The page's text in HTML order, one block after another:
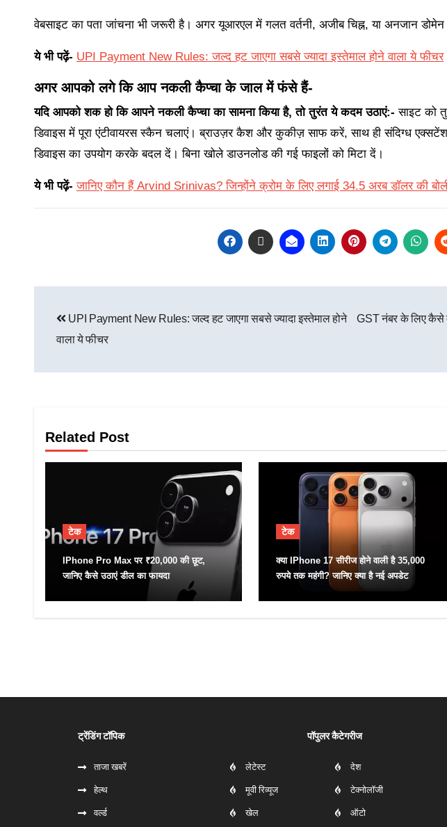
वेबसाइट का पता जांचना भी जरूरी है। अगर यूआरएल में गलत वर्तनी, अजीब चिह्न, या अनजान
ये भी पढ़ें- UPI Payment New Rules: जल्द हट जाएगा सबसे ज्यादा इस्तेमाल होने वाला ये फीचर
अगर आपको लगे कि आप नकली कैप्चा के जाल में फंसे हैं-
यदि आपको शक हो कि आपने नकली कैप्चा का सामना किया है, तो तुरंत ये कदम उठाएं:- साइट को
डिवाइस में पूरा एंटीवायरस स्कैन चलाएं। ब्राउज़र कैश और कुकीज़ साफ करें, साथ ही संदिग्ध
डिवाइस का उपयोग करके बदल दें। बिना खोले डाउनलोड की गई फाइलों को मिटा दें।
ये भी पढ़ें- जानिए कौन हैं Arvind Srinivas? जिन्होंने क्रोम के लिए लगाई 34.5 अरब डॉलर की
UPI Payment New Rules: जल्द हट जाएगा सबसे ज्यादा इस्तेमाल होने
वाला ये फीचर
GST नंबर के लिए कैसे
Related Post
टेक
IPhone Pro Max पर ₹20,000 की छूट,
जानिए कैसे उठाएं डील का फायदा
टेक
क्या IPhone 17 सीरीज होने वाली है 35,000
रुपये तक महंगी? जानिए क्या है नई अपडेट
ट्रेंडिंग टॉपिक
ताजा खबरें
हेल्‍थ
वर्ल्ड
पॉपुलर कैटेगरीज
लेटेस्ट
मूवी रिव्यूज
खेल
देश
टेक्नोलॉजी
ऑटो